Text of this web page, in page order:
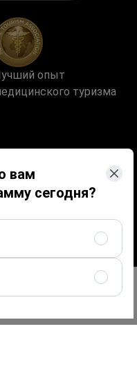
бесплатно
вам
сегодня?
опыт
туризма
Превосходный опыт
пациентов и качество